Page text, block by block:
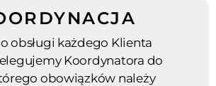
obsługi każdego Klienta
Koordynatora do
obowiązków należy